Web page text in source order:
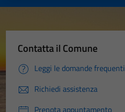
Contatta il Comune
Leggi le domande frequenti
Richiedi assistenza